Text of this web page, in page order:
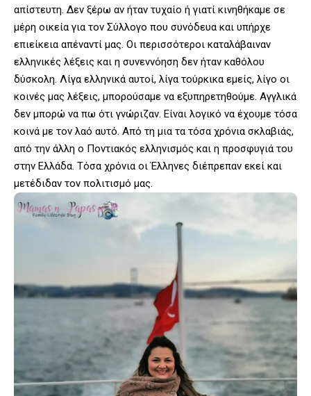
απίστευτη. Δεν ξέρω αν ήταν τυχαίο ή γιατί κινηθήκαμε σε
μέρη οικεία για τον Σύλλογο που συνόδευα και υπήρχε
επιείκεια απέναντί μας. Οι περισσότεροι καταλάβαιναν
ελληνικές λέξεις και η συνεννόηση δεν ήταν καθόλου
δύσκολη. Λίγα ελληνικά αυτοί, λίγα τούρκικα εμείς, λίγο οι
κοινές μας λέξεις, μπορούσαμε να εξυπηρετηθούμε. Αγγλικά
δεν μπορώ να πω ότι γνώριζαν. Είναι λογικό να έχουμε τόσα
κοινά με τον λαό αυτό. Από τη μια τα τόσα χρόνια σκλαβιάς,
από την άλλη ο Ποντιακός ελληνισμός και η προσφυγιά του
στην Ελλάδα. Τόσα χρόνια οι Έλληνες διέπρεπαν εκεί και
μετέδιδαν τον πολιτισμό μας.